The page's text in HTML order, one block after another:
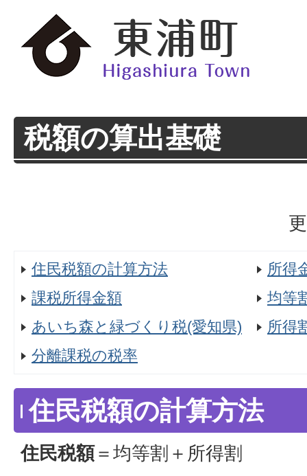
税額の算出基礎
住民税額の計算方法
所得
課税所得金額
均等
あいち森と緑づくり税(愛知県)
所得
分離課税の税率
住民税額の計算方法
住民税額＝均等割＋所得割